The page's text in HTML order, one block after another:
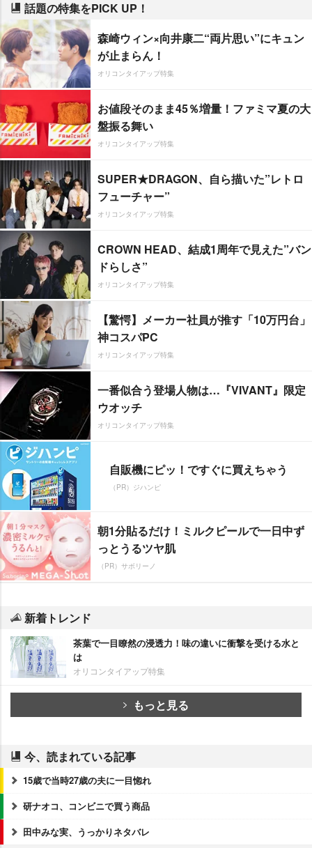
話題の特集をPICK UP！
森崎ウィン×向井康二“両片思い”にキュン
が止まらん！
オリコンタイアップ特集
お値段そのまま45％増量！ファミマ夏の大
盤振る舞い
オリコンタイアップ特集
SUPER★DRAGON、自ら描いた”レトロ
フューチャー”
オリコンタイアップ特集
CROWN HEAD、結成1周年で見えた”バン
ドらしさ”
オリコンタイアップ特集
【驚愕】メーカー社員が推す「10万円台」
神コスパPC
オリコンタイアップ特集
一番似合う登場人物は…『VIVANT』限定
ウオッチ
オリコンタイアップ特集
自販機にピッ！ですぐに買えちゃう
（PR）ジハンピ
朝1分貼るだけ！ミルクピールで一日中ず
っとうるツヤ肌
（PR）サボリーノ
新着トレンド
茶葉で一目瞭然の浸透力！味の違いに衝撃を受ける水と
は
オリコンタイアップ特集
もっと見る
今、読まれている記事
15歳で当時27歳の夫に一目惚れ
研ナオコ、コンビニで買う商品
田中みな実、うっかりネタバレ